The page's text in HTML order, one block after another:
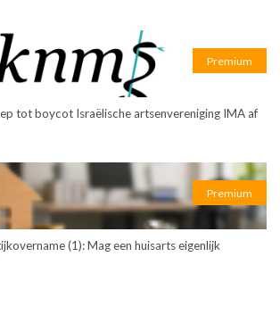
Premium
tot boycot Israëlische artsenvereniging IMA af
Premium
(1): Mag een huisarts eigenlijk